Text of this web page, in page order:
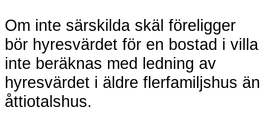
Om inte särskilda skäl föreligger
bör hyresvärdet för en bostad i villa
inte beräknas med ledning av
hyresvärdet i äldre flerfamiljshus än
åttiotalshus.